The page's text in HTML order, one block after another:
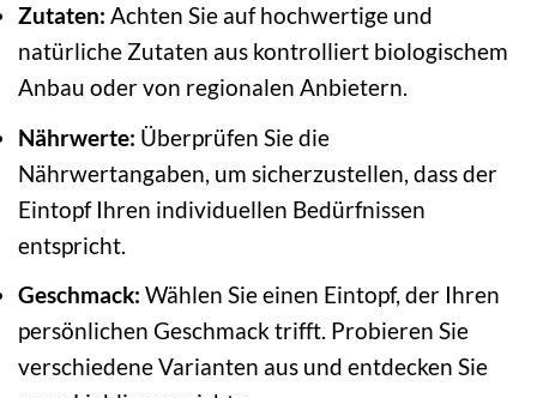
Zutaten: Achten Sie auf hochwertige und
natürliche Zutaten aus kontrolliert biologischem
Anbau oder von regionalen Anbietern.
Nährwerte: Überprüfen Sie die
Nährwertangaben, um sicherzustellen, dass der
Eintopf Ihren individuellen Bedürfnissen
entspricht.
Geschmack: Wählen Sie einen Eintopf, der Ihren
persönlichen Geschmack trifft. Probieren Sie
verschiedene Varianten aus und entdecken Sie